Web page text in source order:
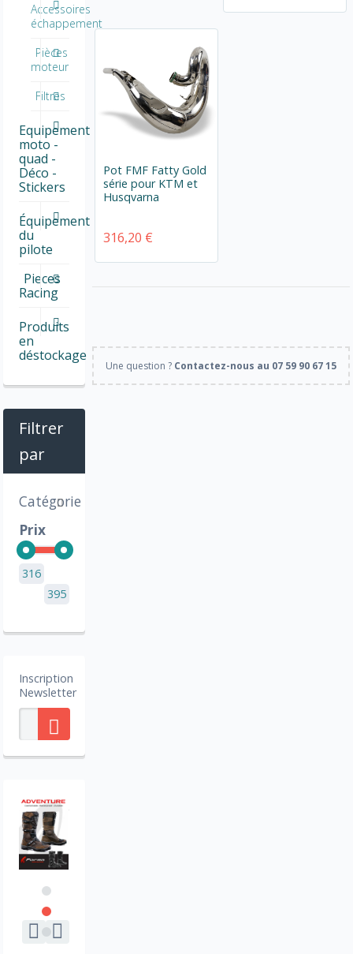
Pot FMF Fatty Gold
série pour KTM et
Husqvarna
316,20 €
Une question ? Contactez-nous au 07 59 90 67 15
Accessoires
échappement
Pièces
moteur
Filtres
Equipement
moto -
quad -
Déco -
Stickers
Équipement
du
pilote
Pieces
Racing
Produits
en
déstockage
Filtrer
par
Catégorie
Prix
316
395
Inscription
Newsletter